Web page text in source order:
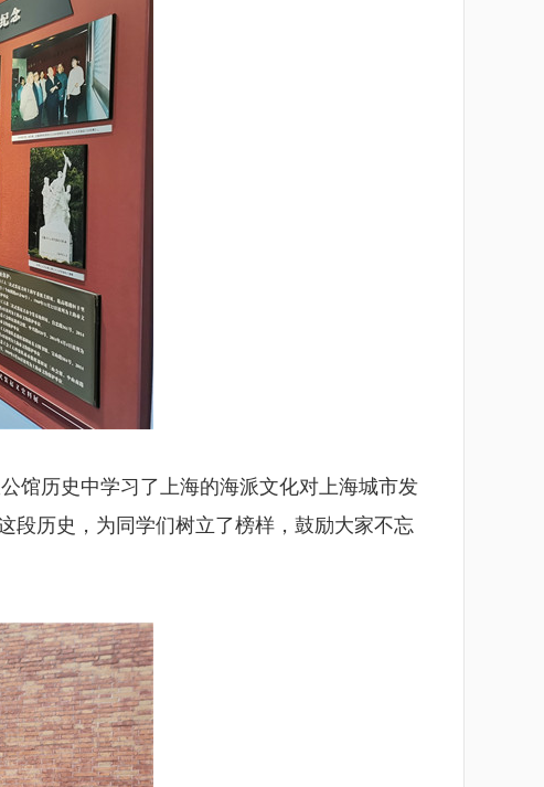
馆历史中学习了上海的海派文化对上海城市发
段历史，为同学们树立了榜样，鼓励大家不忘